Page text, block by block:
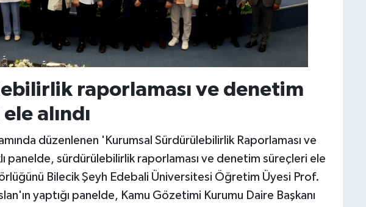
raporlaması ve denetim
alındı
düzenlenen 'Kurumsal Sürdürülebilirlik Raporlaması ve
panelde, sürdürülebilirlik raporlaması ve denetim süreçleri ele
Bilecik Şeyh Edebali Üniversitesi Öğretim Üyesi Prof.
yaptığı panelde, Kamu Gözetimi Kurumu Daire Başkanı